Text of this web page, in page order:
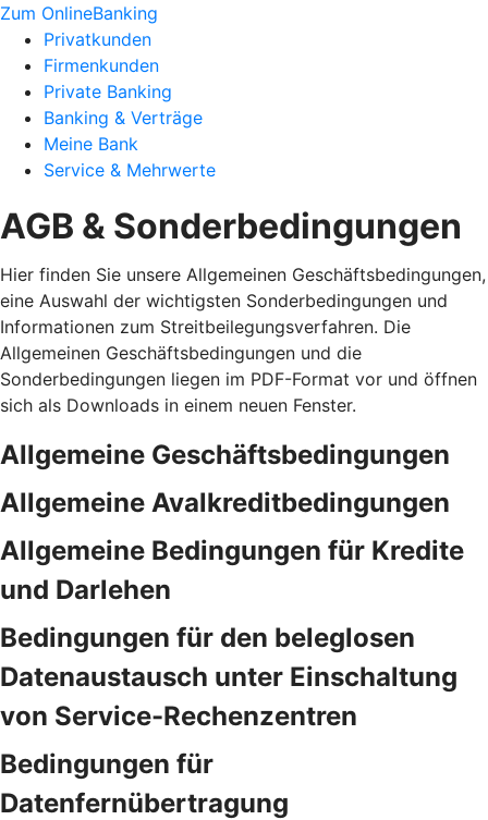
Zum OnlineBanking
Privatkunden
Firmenkunden
Private Banking
Banking & Verträge
Meine Bank
Service & Mehrwerte
AGB & Sonderbedingungen
Hier finden Sie unsere Allgemeinen Geschäftsbedingungen,
eine Auswahl der wichtigsten Sonderbedingungen und
Informationen zum Streitbeilegungsverfahren. Die
Allgemeinen Geschäftsbedingungen und die
Sonderbedingungen liegen im PDF-Format vor und öffnen
sich als Downloads in einem neuen Fenster.
Allgemeine Geschäftsbedingungen
Allgemeine Avalkreditbedingungen
Allgemeine Bedingungen für Kredite
und Darlehen
Bedingungen für den beleglosen
Datenaustausch unter Einschaltung
von Service-Rechenzentren
Bedingungen für
Datenfernübertragung